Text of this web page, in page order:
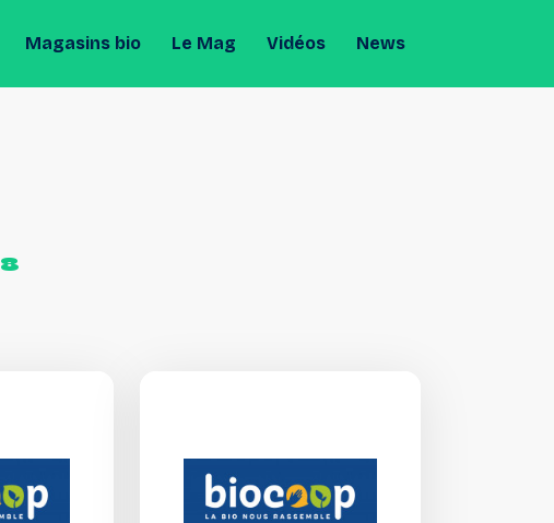
Magasins bio Le Mag Vidéos News
8